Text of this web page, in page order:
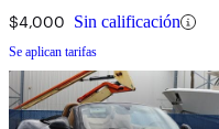
$4,000 Sin calificación
Se aplican tarifas